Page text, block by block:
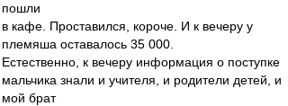
пошли
в кафе. Проставился, короче. И к вечеру у
племяша оставалось 35 000.
Естественно, к вечеру информация о поступке
мальчика знали и учителя, и родители детей, и
мой брат